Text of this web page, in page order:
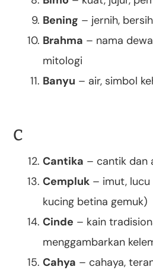
Bening – jernih, bersih
Brahma – nama
mitologi
Banyu – air, simbol
C
Cantika – cantik dan
Cempluk – imut,
kucing betina gemuk)
Cinde – kain
menggambarkan
Cahya – cahaya,